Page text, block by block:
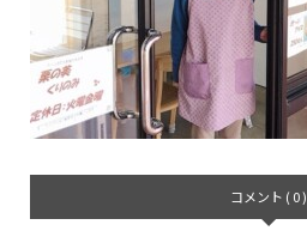
コメント ( 0 )